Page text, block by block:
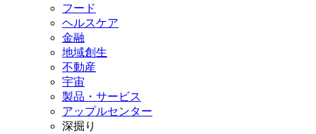
フード
ヘルスケア
金融
地域創生
不動産
宇宙
製品・サービス
アップルセンター
深掘り